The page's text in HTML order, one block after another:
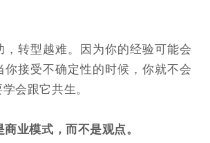
，转型越难。因为你的经验可能会
你接受不确定性的时候，你就不会
会跟它共生。
业模式，而不是观点。